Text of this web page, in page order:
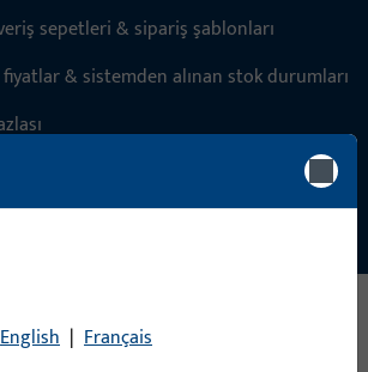
sepetleri & sipariş şablonları
& sistemden alınan stok durumları
English | Français